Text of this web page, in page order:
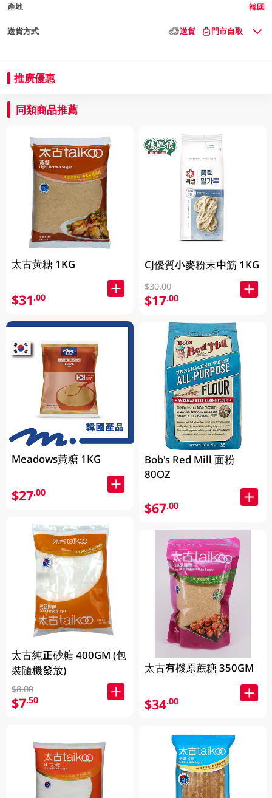
產地 韓國
送貨方式 送貨 門市自取
推廣優惠
同類商品推薦
太古黃糖 1KG
$31.00
Meadows黃糖 1KG
$27.00
太古純正砂糖 400GM (包
裝隨機發放)
$8.00
$7.50
CJ優質小麥粉末中筋 1KG
$30.00
$17.00
Bob's Red Mill 面粉
80OZ
$67.00
太古有機原蔗糖 350GM
$34.00